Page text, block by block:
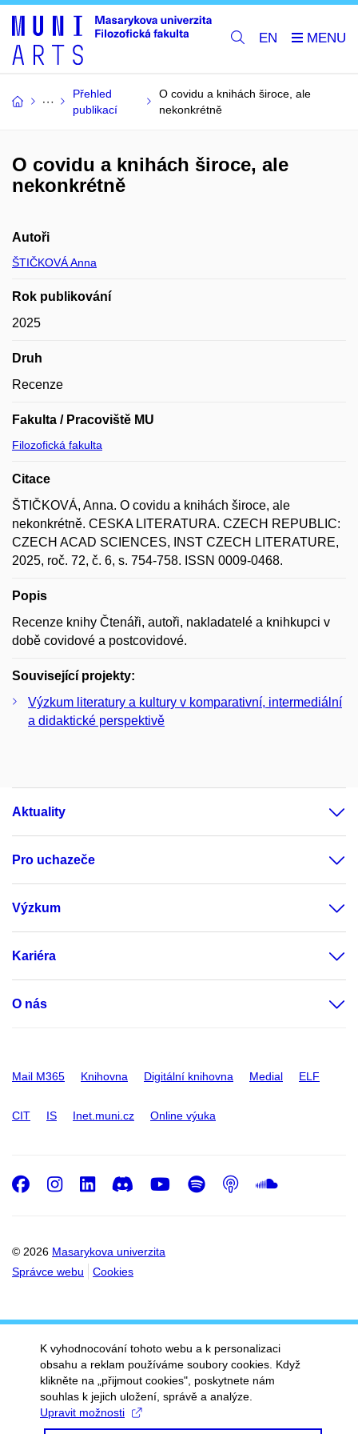
EN
Přehled
publikací
O covidu a knihách široce, ale
nekonkrétně
O covidu a knihách široce, ale
nekonkrétně
Autoři
ŠTIČKOVÁ Anna
Rok publikování
2025
Druh
Recenze
Fakulta / Pracoviště MU
Filozofická fakulta
Citace
ŠTIČKOVÁ, Anna. O covidu a knihách široce, ale
nekonkrétně. CESKA LITERATURA. CZECH REPUBLIC:
CZECH ACAD SCIENCES, INST CZECH LITERATURE,
2025, roč. 72, č. 6, s. 754-758. ISSN 0009-0468.
Popis
Recenze knihy Čtenáři, autoři, nakladatelé a knihkupci v
době covidové a postcovidové.
Související projekty:
Výzkum literatury a kultury v komparativní, intermediální
a didaktické perspektivě
Aktuality
Pro uchazeče
Výzkum
Kariéra
O nás
Mail M365 Knihovna Digitální knihovna Medial ELF
CIT IS Inet.muni.cz Online výuka
© 2026 Masarykova univerzita
Správce webu
Cookies
Facebook
Instagram
LinkedIn
DiscordYoutube
Spotify
Podcast
K vyhodnocování tohoto webu a k personalizaci
obsahu a reklam používáme soubory cookies. Když
klikněte na „přijmout cookies", poskytnete nám
souhlas k jejich uložení, správě a analýze.
Upravit možnosti